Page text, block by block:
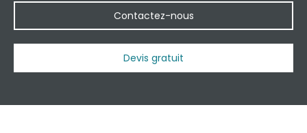
Contactez-nous
Devis gratuit